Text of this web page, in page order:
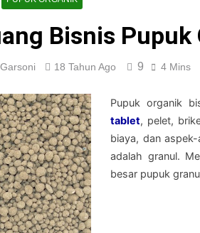
5 Hari Ago
Pengelolaan
6 Hari Ago
Solusi
1 Minggu Ago
Teknologi
1 Minggu Ago
Dukung
1 Minggu Ago
Bisnis Pupuk
18 Tahun Ago 9 4 Mins
Pupuk organik
tablet, pelet,
biaya, dan
adalah granul.
besar pupuk